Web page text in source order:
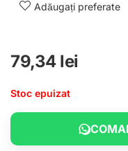
Adăugați preferate
79,34 lei
Stoc epuizat